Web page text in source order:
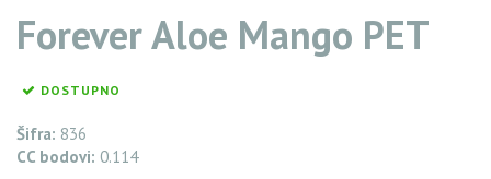
Forever Aloe Mango PET
DOSTUPNO
Šifra: 836
CC bodovi: 0.114